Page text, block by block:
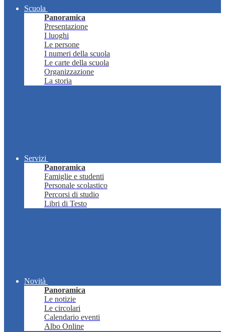
Scuola
Panoramica
Presentazione
I luoghi
Le persone
I numeri della scuola
Le carte della scuola
Organizzazione
La storia
Servizi
Panoramica
Famiglie e studenti
Personale scolastico
Percorsi di studio
Libri di Testo
Novità
Panoramica
Le notizie
Le circolari
Calendario eventi
Albo Online